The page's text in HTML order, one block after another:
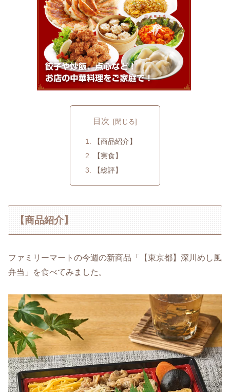
目次
【商品紹介】
【実食】
【総評】
【商品紹介】
ファミリーマートの今週の新商品「【東京都】深川めし風
弁当」を食べてみました。